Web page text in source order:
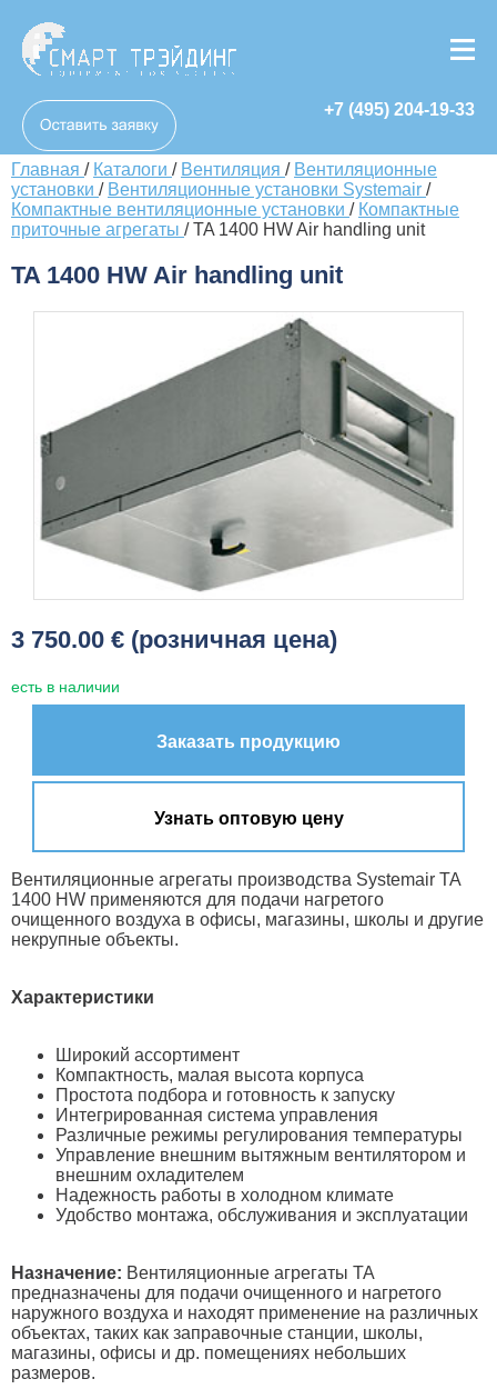
+7 (495) 204-19-33
Главная / Каталоги / Вентиляция / Вентиляционные
установки / Вентиляционные установки Systemair /
Компактные вентиляционные установки / Компактные
приточные агрегаты /TA 1400 HW Air handling unit
TA 1400 HW Air handling unit
3 750.00 € (розничная цена)
есть в наличии
Заказать продукцию
Узнать оптовую цену
Вентиляционные агрегаты производства Systemair TA
1400 HW применяются для подачи нагретого
очищенного воздуха в офисы, магазины, школы и другие
некрупные объекты.
Характеристики
Широкий ассортимент
Компактность, малая высота корпуса
Простота подбора и готовность к запуску
Интегрированная система управления
Различные режимы регулирования температуры
Управление внешним вытяжным вентилятором и
внешним охладителем
Надежность работы в холодном климате
Удобство монтажа, обслуживания и эксплуатации
Назначение: Вентиляционные агрегаты ТА
предназначены для подачи очищенного и нагретого
наружного воздуха и находят применение на различных
объектах, таких как заправочные станции, школы,
магазины, офисы и др. помещениях небольших
размеров.